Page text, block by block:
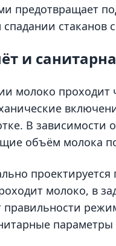
предотвращает
стаканов
и
молоко проходит
В зависимости
объём молока
молоко, в